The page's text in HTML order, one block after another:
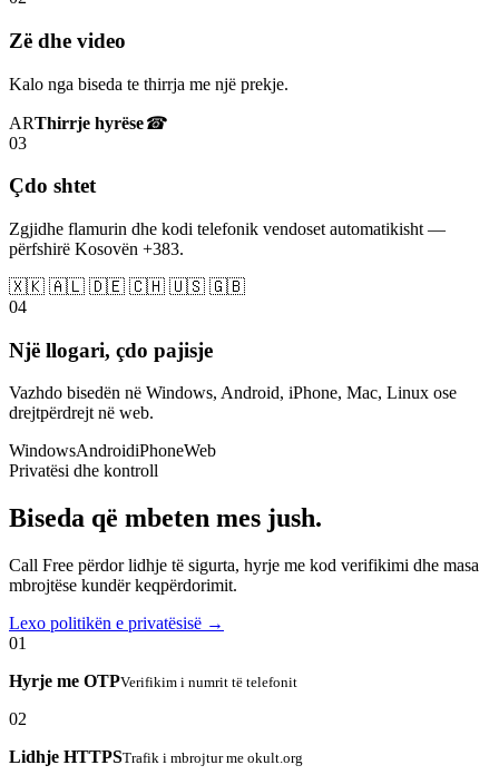
Zë dhe video
Kalo nga biseda te thirrja me një prekje.
ARThirrje hyrëse☎
03
Çdo shtet
Zgjidhe flamurin dhe kodi telefonik vendoset automatikisht —
përfshirë Kosovën +383.
🇽🇰 🇦🇱 🇩🇪 🇨🇭 🇺🇸 🇬🇧
04
Një llogari, çdo pajisje
Vazhdo bisedën në Windows, Android, iPhone, Mac, Linux ose
drejtpërdrejt në web.
WindowsAndroidiPhoneWeb
Privatësi dhe kontroll
Biseda që mbeten mes jush.
Call Free përdor lidhje të sigurta, hyrje me kod verifikimi dhe masa
mbrojtëse kundër keqpërdorimit.
Lexo politikën e privatësisë →
01
Hyrje me OTPVerifikim i numrit të telefonit
02
Lidhje HTTPSTrafik i mbrojtur me okult.org